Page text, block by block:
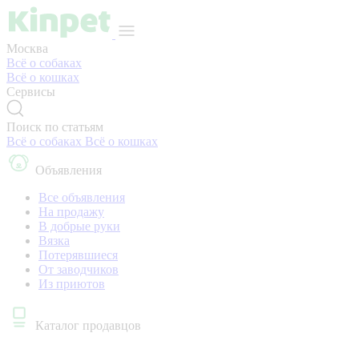
Москва
Всё о собаках
Всё о кошках
Сервисы
Поиск по статьям
Всё о собаках Всё о кошках
Объявления
Все объявления
На продажу
В добрые руки
Вязка
Потерявшиеся
От заводчиков
Из приютов
Каталог продавцов